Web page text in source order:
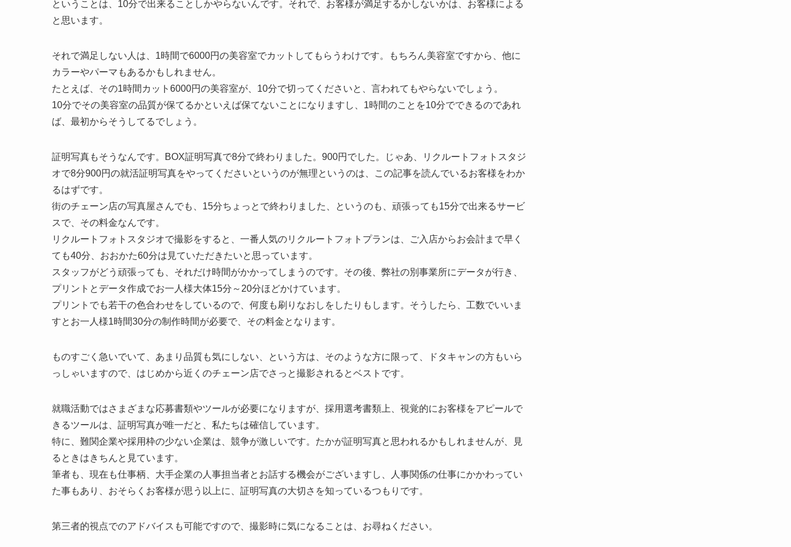
ということは、10分で出来ることしかやらないんです。それで、お客様が満足するかしないかは、お客様による
と思います。
それで満足しない人は、1時間で6000円の美容室でカットしてもらうわけです。もちろん美容室ですから、他に
カラーやパーマもあるかもしれません。
たとえば、その1時間カット6000円の美容室が、10分で切ってくださいと、言われてもやらないでしょう。
10分でその美容室の品質が保てるかといえば保てないことになりますし、1時間のことを10分でできるのであれ
ば、最初からそうしてるでしょう。
証明写真もそうなんです。BOX証明写真で8分で終わりました。900円でした。じゃあ、リクルートフォトスタジ
オで8分900円の就活証明写真をやってくださいというのが無理というのは、この記事を読んでいるお客様をわか
るはずです。
街のチェーン店の写真屋さんでも、15分ちょっとで終わりました、というのも、頑張っても15分で出来るサービ
スで、その料金なんです。
リクルートフォトスタジオで撮影をすると、一番人気のリクルートフォトプランは、ご入店からお会計まで早く
ても40分、おおかた60分は見ていただきたいと思っています。
スタッフがどう頑張っても、それだけ時間がかかってしまうのです。その後、弊社の別事業所にデータが行き、
プリントとデータ作成でお一人様大体15分～20分ほどかけています。
プリントでも若干の色合わせをしているので、何度も刷りなおしをしたりもします。そうしたら、工数でいいま
すとお一人様1時間30分の制作時間が必要で、その料金となります。
ものすごく急いでいて、あまり品質も気にしない、という方は、そのような方に限って、ドタキャンの方もいら
っしゃいますので、はじめから近くのチェーン店でさっと撮影されるとベストです。
就職活動ではさまざまな応募書類やツールが必要になりますが、採用選考書類上、視覚的にお客様をアピールで
きるツールは、証明写真が唯一だと、私たちは確信しています。
特に、難関企業や採用枠の少ない企業は、競争が激しいです。たかが証明写真と思われるかもしれませんが、見
るときはきちんと見ています。
筆者も、現在も仕事柄、大手企業の人事担当者とお話する機会がございますし、人事関係の仕事にかかわってい
た事もあり、おそらくお客様が思う以上に、証明写真の大切さを知っているつもりです。
第三者的視点でのアドバイスも可能ですので、撮影時に気になることは、お尋ねください。